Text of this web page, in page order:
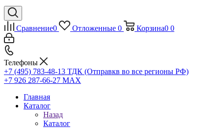
Сравнение0 Отложенные 0 Корзина0 0
Телефоны
+7 (495) 783-48-13 ТДК (Отправкв во все регионы РФ)
+7 926 287-66-27 МАХ
Главная
Каталог
Назад
Каталог